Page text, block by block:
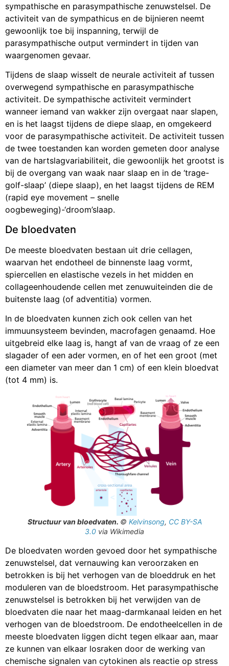
sympathische en parasympathische zenuwstelsel. De
activiteit van de sympathicus en de bijnieren neemt
gewoonlijk toe bij inspanning, terwijl de
parasympathische output vermindert in tijden van
waargenomen gevaar.
Tijdens de slaap wisselt de neurale activiteit af tussen
overwegend sympathische en parasympathische
activiteit. De sympathische activiteit vermindert
wanneer iemand van wakker zijn overgaat naar slapen,
en is het laagst tijdens de diepe slaap, en omgekeerd
voor de parasympathische activiteit. De activiteit tussen
de twee toestanden kan worden gemeten door analyse
van de hartslagvariabiliteit, die gewoonlijk het grootst is
bij de overgang van waak naar slaap en in de ‘trage-
golf-slaap’ (diepe slaap), en het laagst tijdens de REM
(rapid eye movement – snelle
oogbeweging)-‘droom’slaap.
De bloedvaten
De meeste bloedvaten bestaan uit drie cellagen,
waarvan het endotheel de binnenste laag vormt,
spiercellen en elastische vezels in het midden en
collageenhoudende cellen met zenuwuiteinden die de
buitenste laag (of adventitia) vormen.
In de bloedvaten kunnen zich ook cellen van het
immuunsysteem bevinden, macrofagen genaamd. Hoe
uitgebreid elke laag is, hangt af van de vraag of ze een
slagader of een ader vormen, en of het een groot (met
een diameter van meer dan 1 cm) of een klein bloedvat
(tot 4 mm) is.
Structuur van bloedvaten. © Kelvinsong, CC BY-SA
3.0 via Wikimedia
De bloedvaten worden gevoed door het sympathische
zenuwstelsel, dat vernauwing kan veroorzaken en
betrokken is bij het verhogen van de bloeddruk en het
moduleren van de bloedstroom. Het parasympathische
zenuwstelsel is betrokken bij het verwijden van de
bloedvaten die naar het maag-darmkanaal leiden en het
verhogen van de bloedstroom. De endotheelcellen in de
meeste bloedvaten liggen dicht tegen elkaar aan, maar
ze kunnen van elkaar losraken door de werking van
chemische signalen van cytokinen als reactie op stress